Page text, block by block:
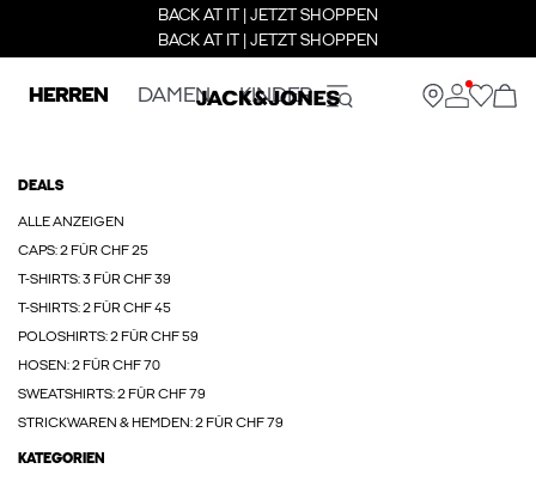
BACK AT IT | JETZT SHOPPEN
BACK AT IT | JETZT SHOPPEN
HERREN DAMEN KINDER
DEALS
ALLE ANZEIGEN
CAPS: 2 FÜR CHF 25
T-SHIRTS: 3 FÜR CHF 39
T-SHIRTS: 2 FÜR CHF 45
POLOSHIRTS: 2 FÜR CHF 59
HOSEN: 2 FÜR CHF 70
SWEATSHIRTS: 2 FÜR CHF 79
STRICKWAREN & HEMDEN: 2 FÜR CHF 79
KATEGORIEN